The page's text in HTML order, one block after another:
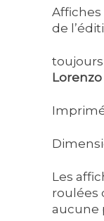
de
Les
roulées
aucune